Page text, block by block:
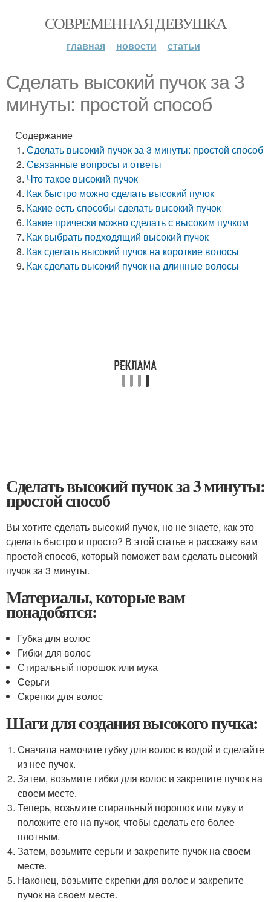
СОВРЕМЕННАЯ ДЕВУШКА
главная новости статьи
Сделать высокий пучок за 3
минуты: простой способ
Содержание
Сделать высокий пучок за 3 минуты: простой способ
Связанные вопросы и ответы
Что такое высокий пучок
Как быстро можно сделать высокий пучок
Какие есть способы сделать высокий пучок
Какие прически можно сделать с высоким пучком
Как выбрать подходящий высокий пучок
Как сделать высокий пучок на короткие волосы
Как сделать высокий пучок на длинные волосы
Сделать высокий пучок за 3 минуты:
простой способ
Вы хотите сделать высокий пучок, но не знаете, как это
сделать быстро и просто? В этой статье я расскажу вам
простой способ, который поможет вам сделать высокий
пучок за 3 минуты.
Материалы, которые вам
понадобятся:
Губка для волос
Гибки для волос
Стиральный порошок или мука
Серьги
Скрепки для волос
Шаги для создания высокого пучка:
Сначала намочите губку для волос в водой и сделайте
из нее пучок.
Затем, возьмите гибки для волос и закрепите пучок на
своем месте.
Теперь, возьмите стиральный порошок или муку и
положите его на пучок, чтобы сделать его более
плотным.
Затем, возьмите серьги и закрепите пучок на своем
месте.
Наконец, возьмите скрепки для волос и закрепите
пучок на своем месте.